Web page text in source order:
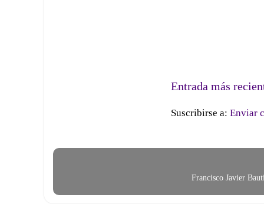
Entrada más
Suscribirse a: Enviar
Francisco Javier